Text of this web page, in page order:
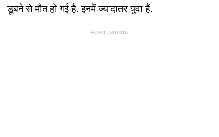
डूबने से मौत हो गई है. इनमें ज्यादातर युवा हैं.
Advertisement